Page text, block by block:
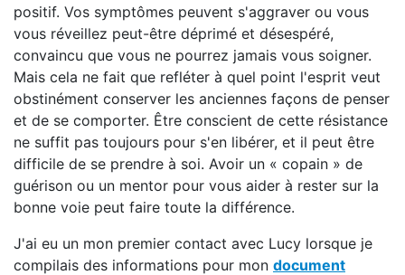
positif. Vos symptômes peuvent s'aggraver ou vous
vous réveillez peut-être déprimé et désespéré,
convaincu que vous ne pourrez jamais vous soigner.
Mais cela ne fait que refléter à quel point l'esprit veut
obstinément conserver les anciennes façons de penser
et de se comporter. Être conscient de cette résistance
ne suffit pas toujours pour s'en libérer, et il peut être
difficile de se prendre à soi. Avoir un « copain » de
guérison ou un mentor pour vous aider à rester sur la
bonne voie peut faire toute la différence.
J'ai eu un mon premier contact avec Lucy lorsque je
compilais des informations pour mon document